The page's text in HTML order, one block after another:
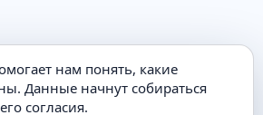
нам понять, какие
Данные начнут собираться
согласия.